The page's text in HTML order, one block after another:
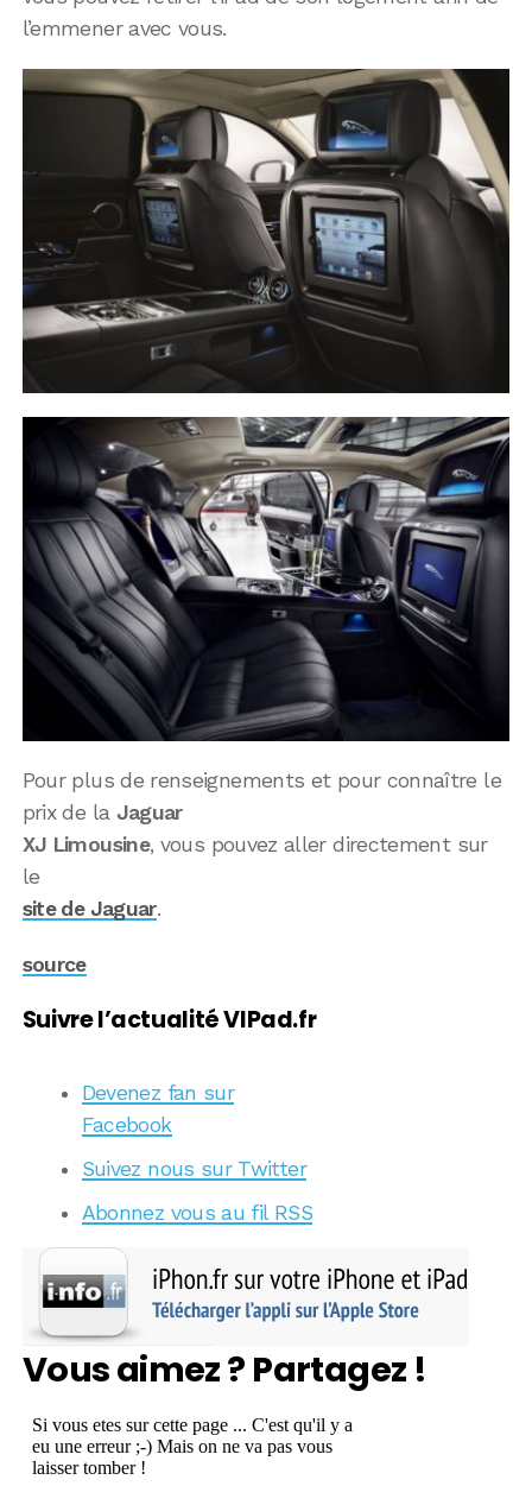
l’emmener avec vous.
Pour plus de renseignements et pour connaître le
prix de la Jaguar
XJ Limousine, vous pouvez aller directement sur
le
site de Jaguar.
source
Suivre l’actualité VIPad.fr
Devenez fan sur
Facebook
Suivez nous sur Twitter
Abonnez vous au fil RSS
Vous aimez ? Partagez !